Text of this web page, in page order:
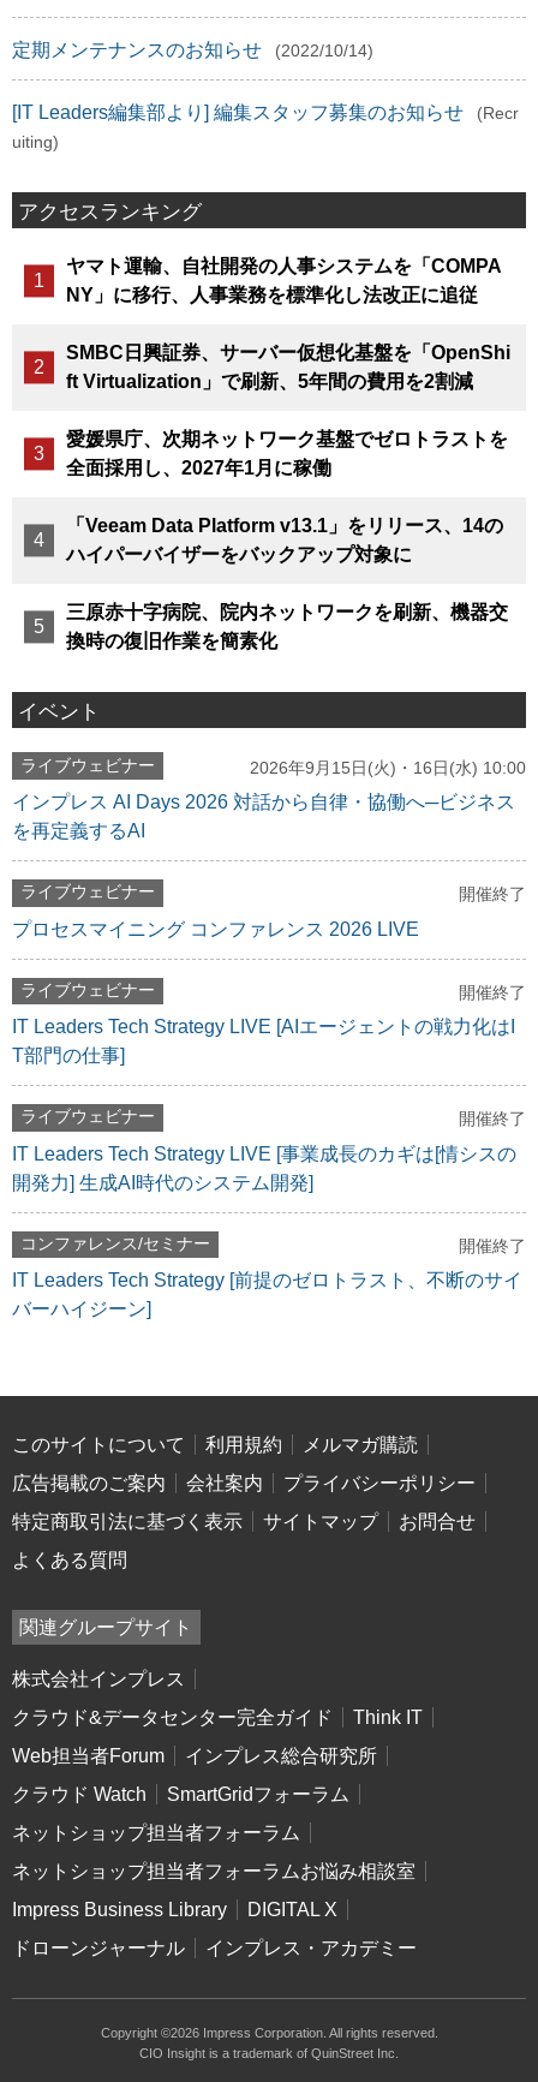
定期メンテナンスのお知らせ (2022/10/14)
[IT Leaders編集部より] 編集スタッフ募集のお知らせ
(Recr
uiting)
アクセスランキング
ヤマト運輸、自社開発の人事システムを「COMPA
NY」に移行、人事業務を標準化し法改正に追従
SMBC日興証券、サーバー仮想化基盤を「OpenShi
ft Virtualization」で刷新、5年間の費用を2割減
愛媛県庁、次期ネットワーク基盤でゼロトラストを
全面採用し、2027年1月に稼働
「Veeam Data Platform v13.1」をリリース、14の
ハイパーバイザーをバックアップ対象に
三原赤十字病院、院内ネットワークを刷新、機器交
換時の復旧作業を簡素化
イベント
ライブウェビナー 2026年9月15日(火)・16日(水) 10:00
インプレス AI Days 2026 対話から自律・協働へ─ビジネス
を再定義するAI
ライブウェビナー 開催終了
プロセスマイニング コンファレンス 2026 LIVE
ライブウェビナー 開催終了
IT Leaders Tech Strategy LIVE [AIエージェントの戦力化はI
T部門の仕事]
ライブウェビナー 開催終了
IT Leaders Tech Strategy LIVE [事業成長のカギは[情シスの
開発力] 生成AI時代のシステム開発]
コンファレンス/セミナー 開催終了
IT Leaders Tech Strategy [前提のゼロトラスト、不断のサイ
バーハイジーン]
このサイトについて 利用規約
メルマガ購読
広告掲載のご案内
会社案内
プライバシーポリシー
特定商取引法に基づく表示
サイトマップ
お問合せ
よくある質問
関連グループサイト
株式会社インプレス
クラウド&データセンター完全ガイド
Think IT
Web担当者Forum
インプレス総合研究所
クラウド Watch
SmartGridフォーラム
ネットショップ担当者フォーラム
ネットショップ担当者フォーラムお悩み相談室
Impress Business Library
DIGITAL X
ドローンジャーナル
インプレス・アカデミー
Copyright ©2026 Impress Corporation. All rights reserved.
CIO Insight is a trademark of QuinStreet Inc.